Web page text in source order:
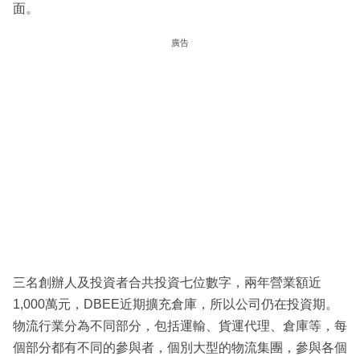
面。
廣告
三名創辦人及投資者合共投資七位數字，兩年營業額近
1,000萬元，DBEE近期擴充倉庫，所以公司仍在投資期。
物流行業分為不同部分，包括運輸、貨運代理、倉庫等，每
個部分都有不同的參與者，個別大型的物流集團，參與各個